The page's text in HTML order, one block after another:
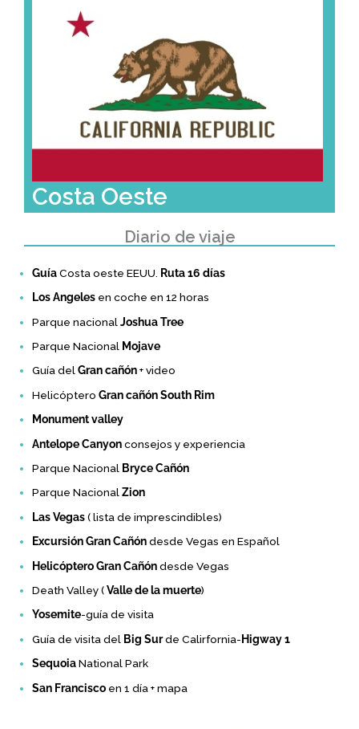
Costa Oeste
Diario de viaje
GuíaCosta oeste EEUU.
Ruta 16 días
Los Angeles en coche en 12 horas
Parque nacionalJoshua Tree
Parque Nacional Mojave
Guía delGran cañón+ video
Helicóptero Gran cañón South Rim
Monument valley
Antelope Canyonconsejos y experiencia
Parque Nacional Bryce Cañón
Parque NacionalZion
Las Vegas( lista de imprescindibles)
Excursión Gran Cañóndesde Vegas en Español
Helicóptero Gran Cañóndesde Vegas
Death Valley (Valle de la muerte)
Yosemite-guía de visita
Guía de visita del Big Surde Calirfornia- Higway 1
SequoiaNational Park
San Francisco en 1 día + mapa